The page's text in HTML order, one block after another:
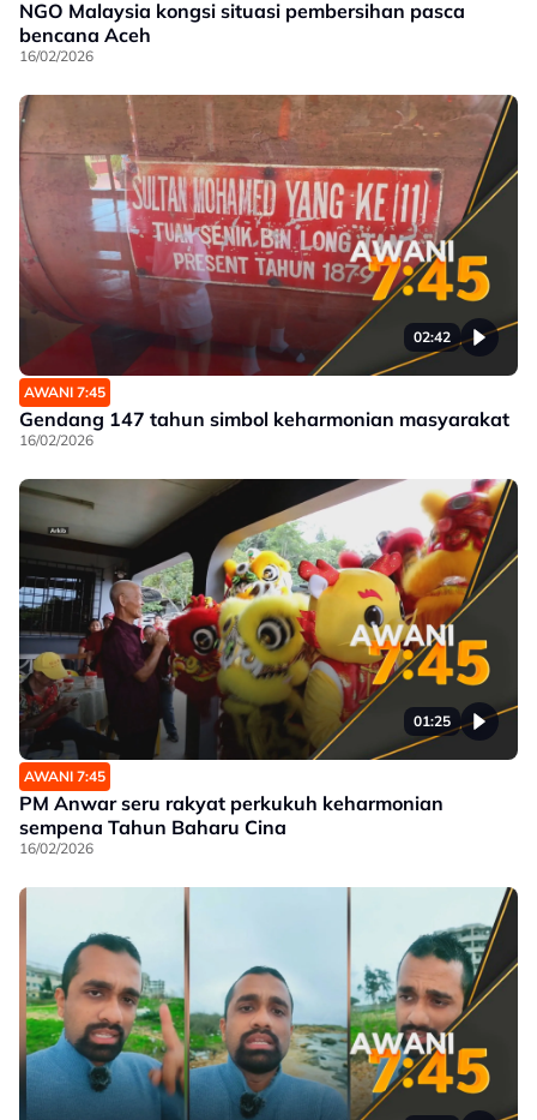
NGO Malaysia kongsi situasi pembersihan pasca
bencana Aceh
16/02/2026
02:42
AWANI 7:45
Gendang 147 tahun simbol keharmonian masyarakat
16/02/2026
01:25
AWANI 7:45
PM Anwar seru rakyat perkukuh keharmonian
sempena Tahun Baharu Cina
16/02/2026